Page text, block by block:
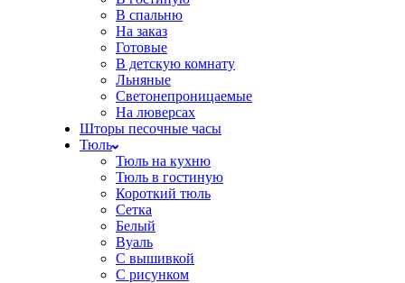
В спальню
На заказ
Готовые
В детскую комнату
Льняные
Светонепроницаемые
На люверсах
Шторы песочные часы
Тюль
Тюль на кухню
Тюль в гостиную
Короткий тюль
Сетка
Белый
Вуаль
С вышивкой
С рисунком